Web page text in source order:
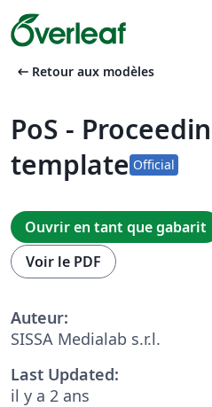
arrow_left_alt Retour aux modèles
PoS -
template Official
Ouvrir en tant que gabarit
Voir le PDF
Auteur:
SISSA Medialab s.r.l.
Last Updated:
il y a 2 ans